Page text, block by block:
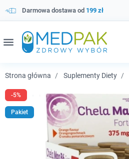
Darmowa dostawa od 199 zł
menu
Strona główna Suplementy Diety
-5%
Pakiet